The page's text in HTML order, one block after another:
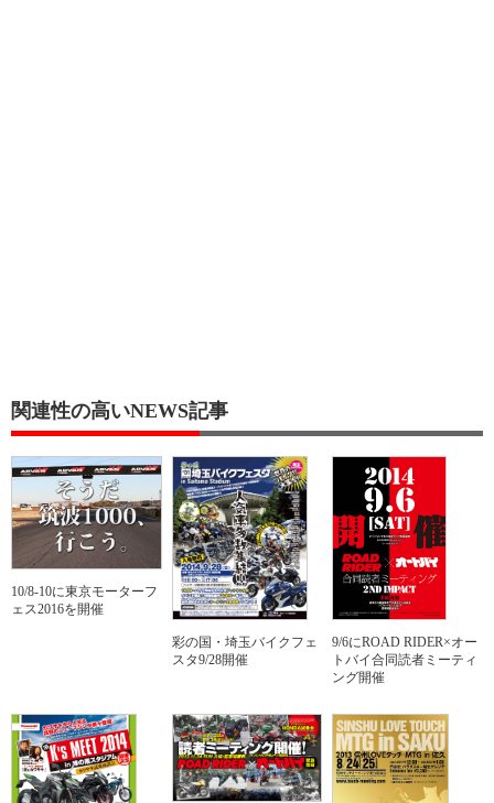
関連性の高いNEWS記事
10/8-10に東京モーターフ
ェス2016を開催
彩の国・埼玉バイクフェ
スタ9/28開催
9/6にROAD RIDER×オー
トバイ合同読者ミーティ
ング開催